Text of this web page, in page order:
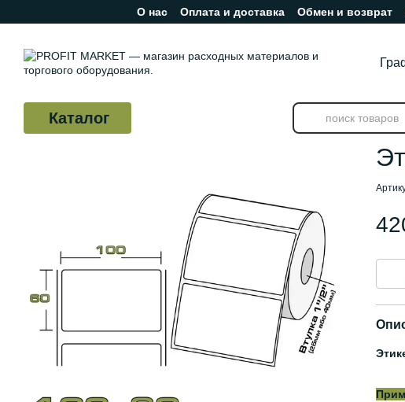
Перейти к основному контенту
О нас Оплата и доставка Обмен и возврат
Отзывы о магазине
Каталог